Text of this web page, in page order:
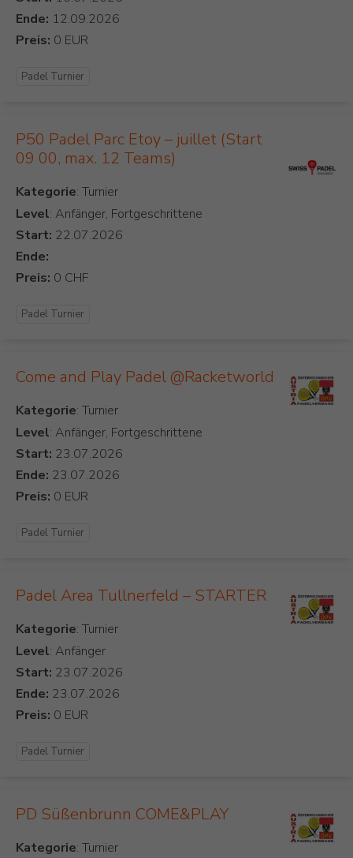
Ende:
Preis:
Padel Turnier
P50 Padel Parc Etoy – juillet (Start
09 00, max. 12 Teams)
Kategorie
Level: Anfänger, Fortgeschrittene
Start:
Ende:
Preis:
Padel Turnier
Come and Play Padel @Racketworld
Kategorie
Level: Anfänger, Fortgeschrittene
Start:
Ende:
Preis:
Padel Turnier
Padel Area Tullnerfeld – STARTER
Kategorie
Level: Anfänger
Start:
Ende:
Preis:
Padel Turnier
PD Süßenbrunn COME&PLAY
Kategorie